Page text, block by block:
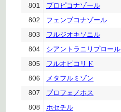
801
プロピコナゾール
802
フェンブコナゾール
803
フルジオキソニル
804
シアントラニリプロール
805
フルオピコリド
806
メタフルミゾン
807
プロフェノホス
808
ホセチル